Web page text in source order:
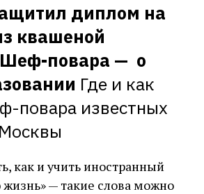
диплом на
квашеной
повара —  о
Где и как
повара известных
как и учить иностранный
— такие слова можно